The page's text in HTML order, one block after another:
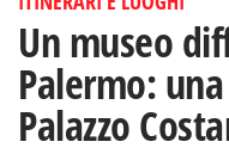
Un museo
Palermo:
Palazzo